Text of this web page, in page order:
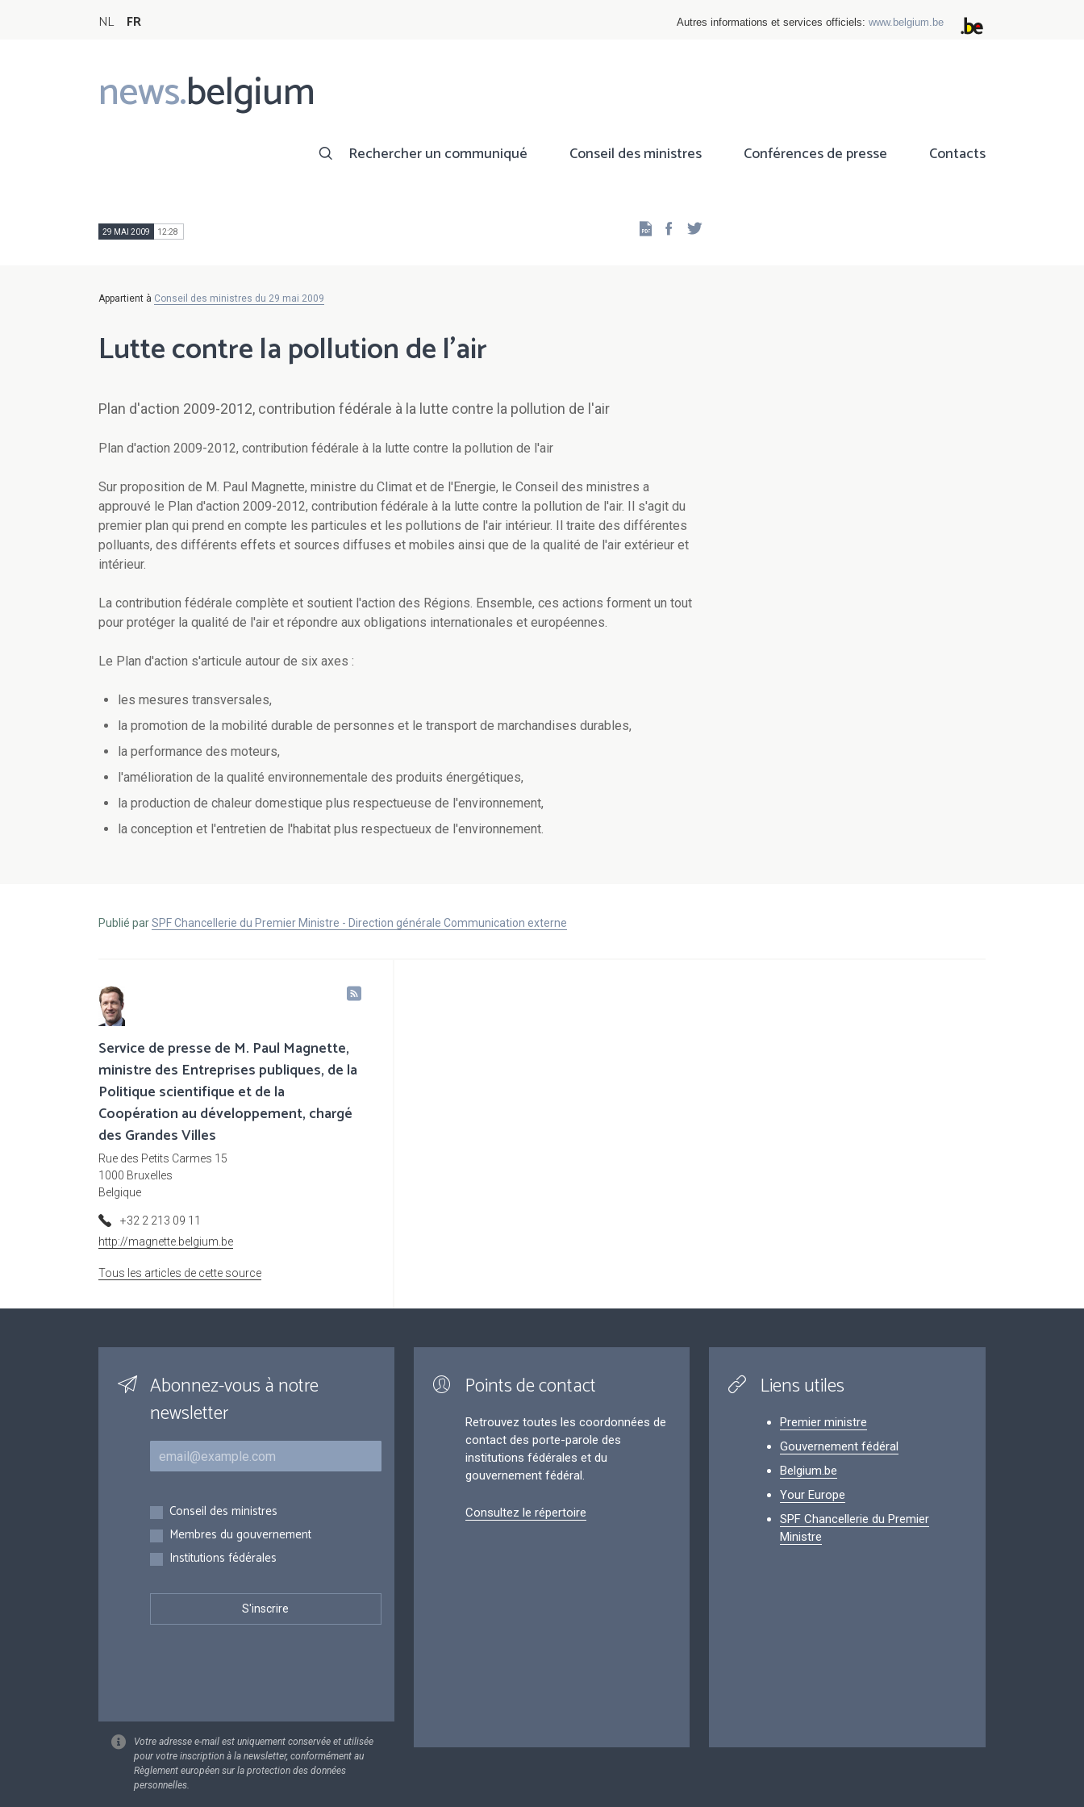
NL FR Autres informations et services officiels: www.belgium.be
news.belgium
Main
navigation
Rechercher un communiqué Conseil des ministres Conférences de presse Contacts
29 MAI 2009 12:28 Facebook
Appartient à Conseil des ministres du 29 mai 2009
Lutte contre la pollution de l'air
Plan d'action 2009-2012, contribution fédérale à la lutte contre la pollution de l'air
Plan d'action 2009-2012, contribution fédérale à la lutte contre la pollution de l'air
Sur proposition de M. Paul Magnette, ministre du Climat et de l'Energie, le Conseil des ministres a
approuvé le Plan d'action 2009-2012, contribution fédérale à la lutte contre la pollution de l'air. Il s'agit du
premier plan qui prend en compte les particules et les pollutions de l'air intérieur. Il traite des différentes
polluants, des différents effets et sources diffuses et mobiles ainsi que de la qualité de l'air extérieur et
intérieur.
La contribution fédérale complète et soutient l'action des Régions. Ensemble, ces actions forment un tout
pour protéger la qualité de l'air et répondre aux obligations internationales et européennes.
Le Plan d'action s'articule autour de six axes :
les mesures transversales,
la promotion de la mobilité durable de personnes et le transport de marchandises durables,
la performance des moteurs,
l'amélioration de la qualité environnementale des produits énergétiques,
la production de chaleur domestique plus respectueuse de l'environnement,
la conception et l'entretien de l'habitat plus respectueux de l'environnement.
Publié parSPF Chancellerie du Premier Ministre - Direction générale Communication externe
Service de presse de M. Paul Magnette,
ministre des Entreprises publiques, de la
Politique scientifique et de la
Coopération au développement, chargé
des Grandes Villes
Rue des Petits Carmes 15
1000 Bruxelles
Belgique
+32 2 213 09 11
http://magnette.belgium.be
Tous les articles de cette source
Abonnez-vous à notre
newsletter
Courriel
Inscriptions
Conseil des ministres
Membres du gouvernement
Institutions fédérales
Votre adresse e-mail est uniquement conservée et utilisée
pour votre inscription à la newsletter, conformément au
Règlement européen sur la protection des données
personnelles.
Points de contact
Retrouvez toutes les coordonnées de
contact des porte-parole des
institutions fédérales et du
gouvernement fédéral.
Consultez le répertoire
Liens utiles
Premier ministre
Gouvernement fédéral
Belgium.be
Your Europe
SPF Chancellerie du Premier
Ministre